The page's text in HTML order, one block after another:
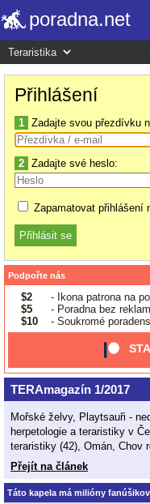
poradna.net
Přihlášení
1 Zadajte svou přezdívku
2 Zadajte své heslo:
Zapamatovat přihlášení
Podpořte nás
$2
- Ikona patrona na
$5
- Poradna bez reklam
$10
- Soukromé
TERAmagazín 1/2017
Mořské želvy, Playtsauři -
herpetologie a teraristiky v
teraristiky (42), Omán, Chov
Přejít na článek
Táto kapela má milióny